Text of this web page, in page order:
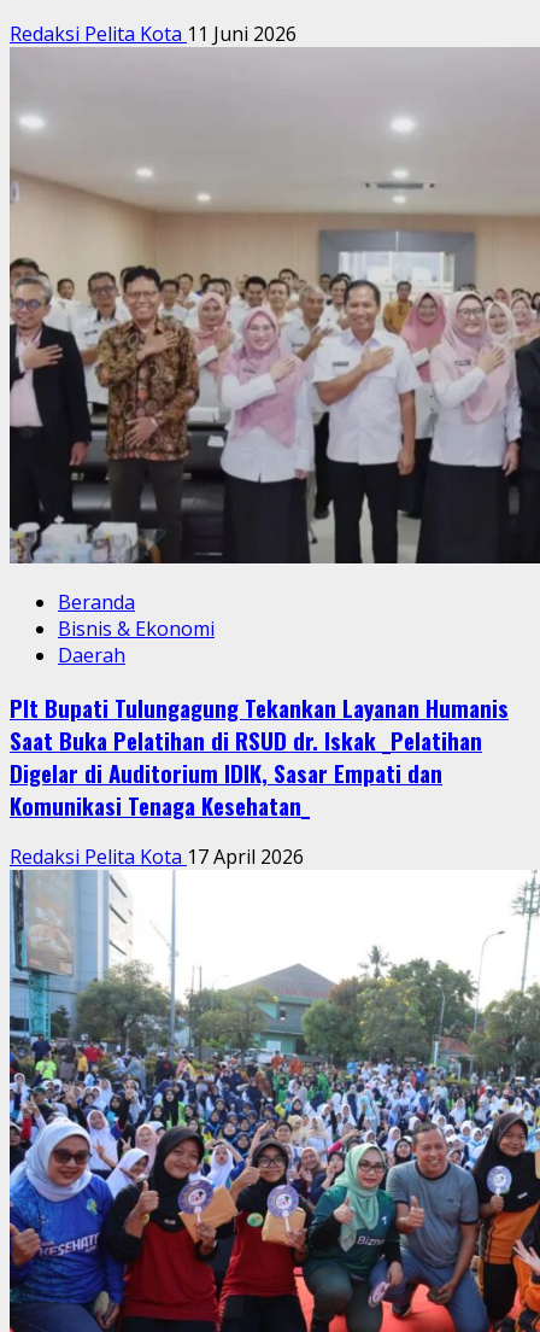
Redaksi Pelita Kota 11 Juni 2026
Beranda
Bisnis & Ekonomi
Daerah
Plt Bupati Tulungagung Tekankan Layanan Humanis
Saat Buka Pelatihan di RSUD dr. Iskak _Pelatihan
Digelar di Auditorium IDIK, Sasar Empati dan
Komunikasi Tenaga Kesehatan_
Redaksi Pelita Kota 17 April 2026